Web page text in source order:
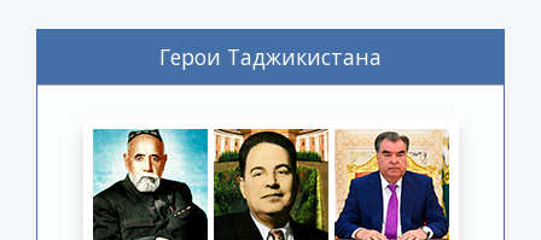
Герои Таджикистана